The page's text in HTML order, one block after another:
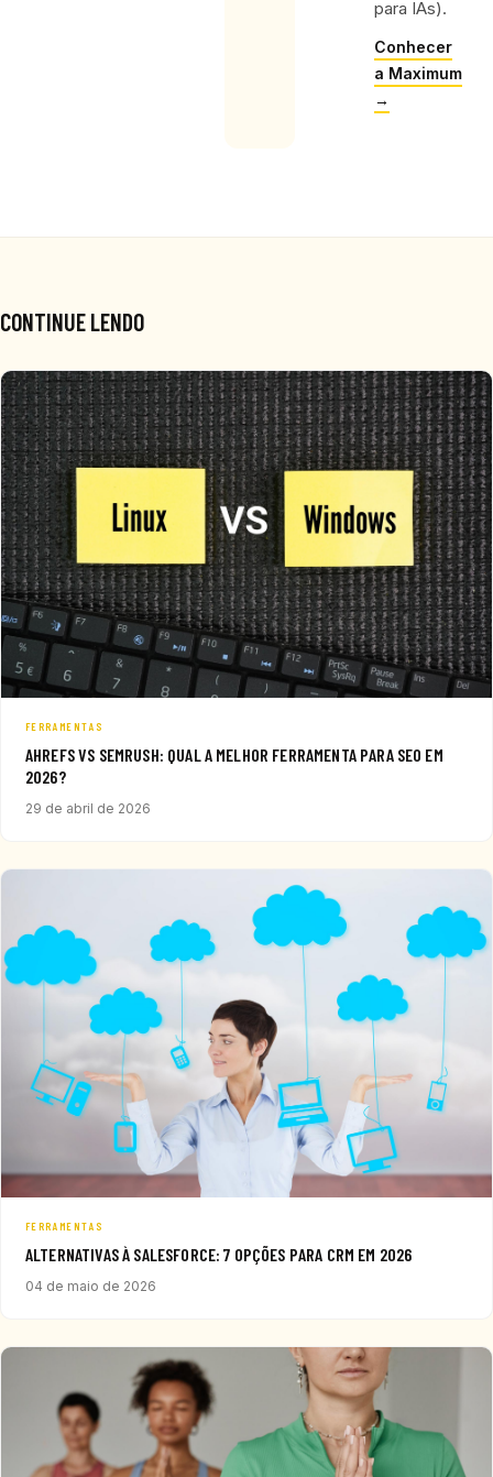
para IAs).
Conhecer
a Maximum
→
CONTINUE LENDO
FERRAMENTAS
AHREFS VS SEMRUSH: QUAL A MELHOR FERRAMENTA PARA SEO EM
2026?
29 de abril de 2026
FERRAMENTAS
ALTERNATIVAS À SALESFORCE: 7 OPÇÕES PARA CRM EM 2026
04 de maio de 2026